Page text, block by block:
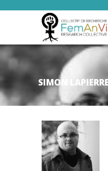
SIMON LAPIERRE